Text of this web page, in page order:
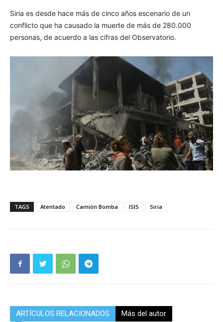
Siria es desde hace más de cinco años escenario de un
conflicto que ha causado la muerte de más de 280.000
personas, de acuerdo a las cifras del Observatorio.
TAGS Atentado Camión Bomba ISIS Siria
ARTÍCULOS RELACIONADOS Más del autor